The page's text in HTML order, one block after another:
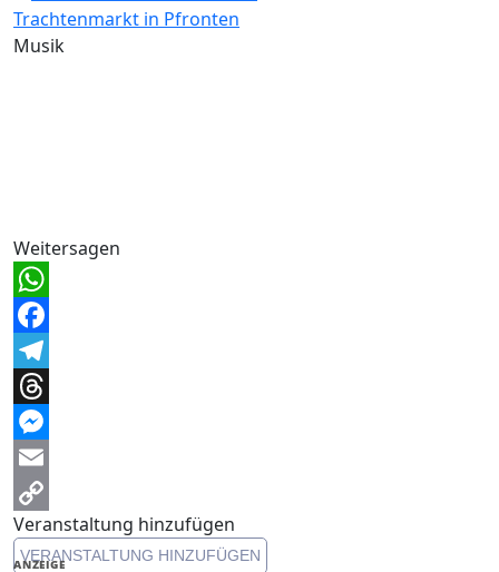
Trachtenmarkt in Pfronten
Musik
Weitersagen
WhatsApp
Facebook
Telegram
Threads
Messenger
Email
Copy
Link
Veranstaltung hinzufügen
VERANSTALTUNG HINZUFÜGEN
ANZEIGE